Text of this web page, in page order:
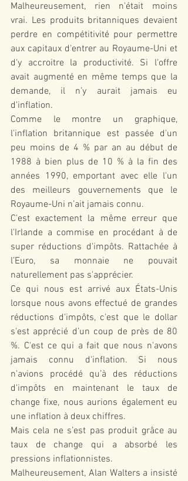
Malheureusement, rien n'était moins
vrai. Les produits britanniques devaient
perdre en compétitivité pour permettre
aux capitaux d'entrer au Royaume-Uni et
d'y accroitre la productivité. Si l'offre
avait augmenté en même temps que la
demande, il n’y aurait jamais eu
d'inflation.
Comme le montre un graphique,
l'inflation britannique est passée d'un
peu moins de 4 % par an au début de
1988 à bien plus de 10 % à la fin des
années 1990, emportant avec elle l'un
des meilleurs gouvernements que le
Royaume-Uni n’ait jamais connu.
C'est exactement la même erreur que
l'Irlande a commise en procédant à de
super réductions d'impôts. Rattachée à
l’Euro, sa monnaie ne pouvait
naturellement pas s'apprécier.
Ce qui nous est arrivé aux États-Unis
lorsque nous avons effectué de grandes
réductions d'impôts, c'est que le dollar
s'est apprécié d’un coup de près de 80
%. C'est ce qui a fait que nous n'avons
jamais connu d'inflation. Si nous
n'avions procédé qu’à des réductions
d'impôts en maintenant le taux de
change fixe, nous aurions également eu
une inflation à deux chiffres.
Mais cela ne s’est pas produit grâce au
taux de change qui a absorbé les
pressions inflationnistes.
Malheureusement, Alan Walters a insisté